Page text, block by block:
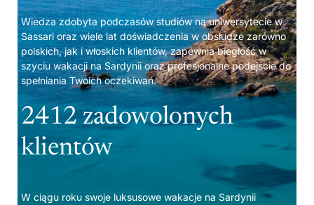
Wiedza zdobyta podczasów studiów na uniwersytecie w
Sassari oraz wiele lat doświadczenia w obsłudze zarówno
polskich, jak i włoskich klientów, zapewnia biegłość w
szyciu wakacji na Sardynii oraz profesjonalne podejście do
spełniania Twoich oczekiwań.
2412 zadowolonych
klientów
W ciągu roku swoje luksusowe wakacje na Sardynii